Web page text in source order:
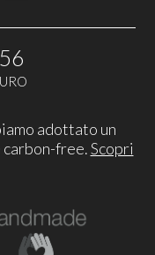
adottato un
free.Scopri